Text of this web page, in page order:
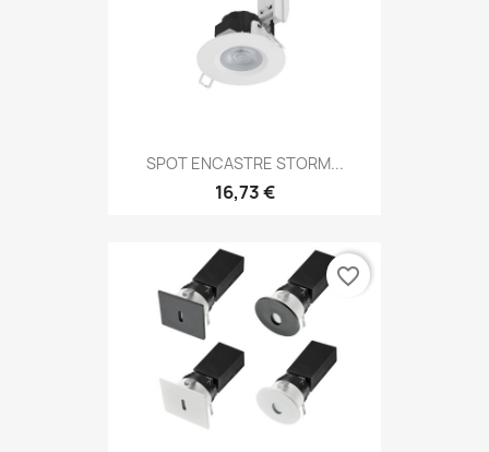
SPOT ENCASTRE STORM...
16,73 €
favorite_border